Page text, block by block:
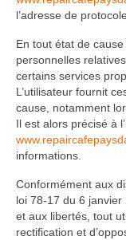
l’adresse de
En tout état de
personnelles
certains services
L’utilisateur fournit
cause, notamment
Il est alors précisé à
informations.
Conformément aux
loi 78-17 du 6 janvier
et aux libertés, tout
rectification et